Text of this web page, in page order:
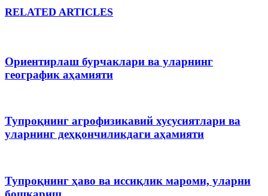
RELATED ARTICLES
Ориентирлаш бурчаклари ва уларнинг
географик аҳамияти
Тупроқнинг агрофизикавий хусусиятлари ва
уларнинг деҳқончиликдаги аҳамияти
Тупроқнинг ҳаво ва иссиқлик мароми, уларни